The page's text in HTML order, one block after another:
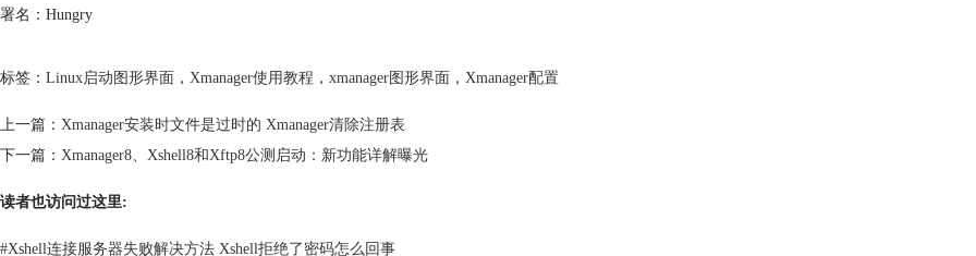
署名：Hungry
标签： Linux启动图形界面 ， Xmanager使用教程 ， xmanager图形界面 ， Xmanager配置
上一篇： Xmanager安装时文件是过时的 Xmanager清除注册表
下一篇： Xmanager8、Xshell8和Xftp8公测启动：新功能详解曝光
读者也访问过这里:
#Xshell连接服务器失败解决方法 Xshell拒绝了密码怎么回事